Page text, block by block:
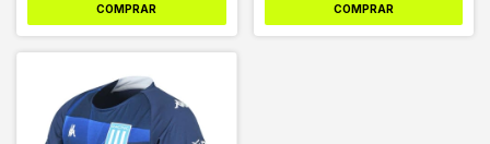
COMPRAR COMPRAR